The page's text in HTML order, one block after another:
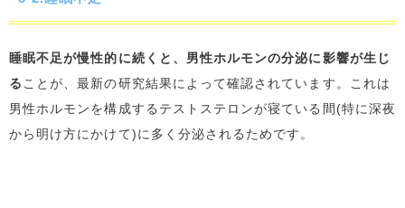
睡眠不足が慢性的に続くと、男性ホルモンの分泌に影響が生じ
る ことが、最新の研究結果によって確認されています。これは
男性ホルモンを構成するテストステロンが寝ている間(特に深夜
から明け方にかけて)に多く分泌されるためです。